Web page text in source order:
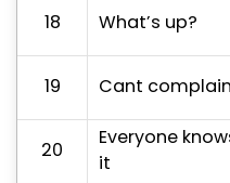
18 What’s up?
19 Cant complain
20
Everyone
it